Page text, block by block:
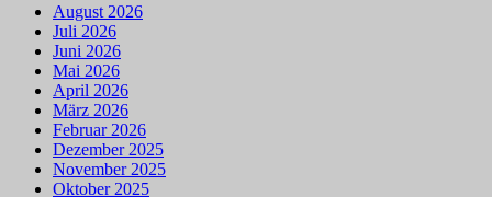
August 2026
Juli 2026
Juni 2026
Mai 2026
April 2026
März 2026
Februar 2026
Dezember 2025
November 2025
Oktober 2025